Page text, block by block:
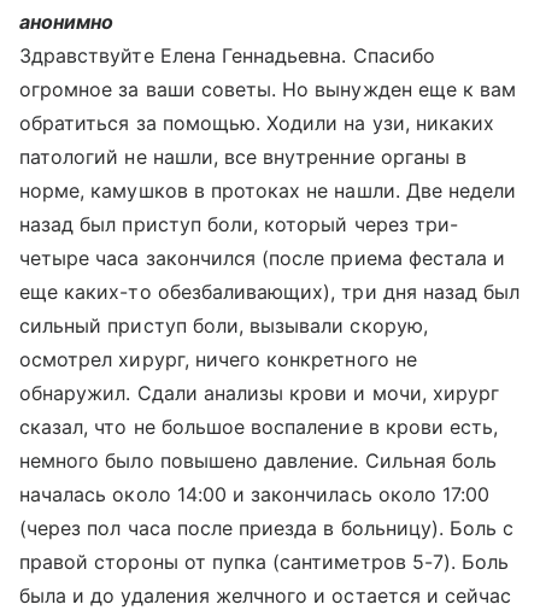
анонимно
Здравствуйте Елена Геннадьевна. Спасибо
огромное за ваши советы. Но вынужден еще к вам
обратиться за помощью. Ходили на узи, никаких
патологий не нашли, все внутренние органы в
норме, камушков в протоках не нашли. Две недели
назад был приступ боли, который через три-
четыре часа закончился (после приема фестала и
еще каких-то обезбаливающих), три дня назад был
сильный приступ боли, вызывали скорую,
осмотрел хирург, ничего конкретного не
обнаружил. Сдали анализы крови и мочи, хирург
сказал, что не большое воспаление в крови есть,
немного было повышено давление. Сильная боль
началась около 14:00 и закончилась около 17:00
(через пол часа после приезда в больницу). Боль с
правой стороны от пупка (сантиметров 5-7). Боль
была и до удаления желчного и остается и сейчас